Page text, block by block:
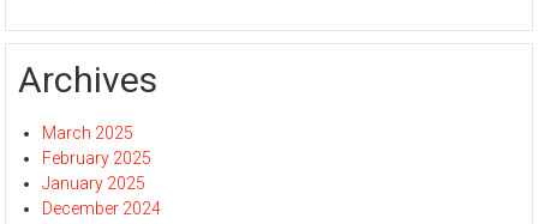
Archives
March 2025
February 2025
January 2025
December 2024